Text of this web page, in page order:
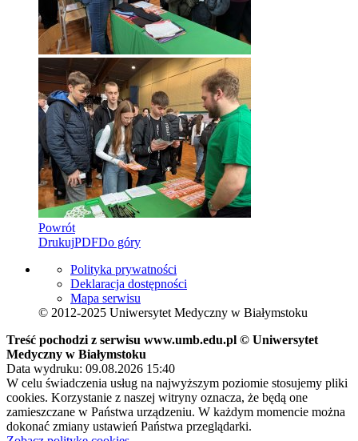
Powrót
DrukujPDFDo góry
Polityka prywatności
Deklaracja dostępności
Mapa serwisu
© 2012-2025 Uniwersytet Medyczny w Białymstoku
Treść pochodzi z serwisu www.umb.edu.pl © Uniwersytet
Medyczny w Białymstoku
Data wydruku: 09.08.2026 15:40
W celu świadczenia usług na najwyższym poziomie stosujemy pliki
cookies. Korzystanie z naszej witryny oznacza, że będą one
zamieszczane w Państwa urządzeniu. W każdym momencie można
dokonać zmiany ustawień Państwa przeglądarki.